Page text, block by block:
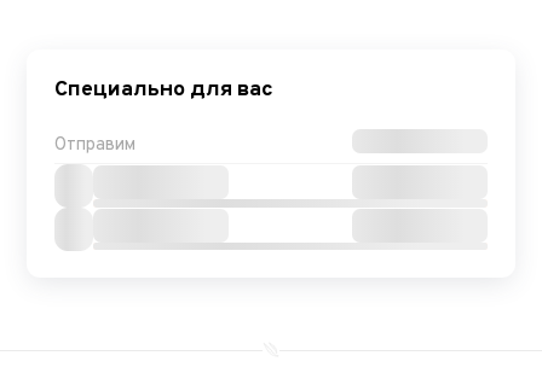
Специально для вас
Отправим